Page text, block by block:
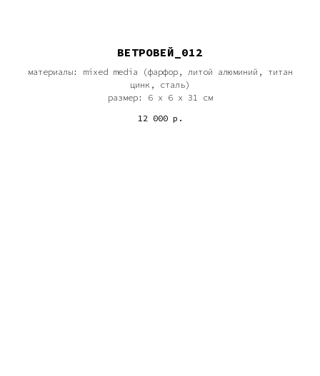
ВЕТРОВЕЙ_012
материалы: mixed media (фарфор, литой алюминий, титан
цинк, сталь)
размер: 6 х 6 х 31 см
12 000 р.